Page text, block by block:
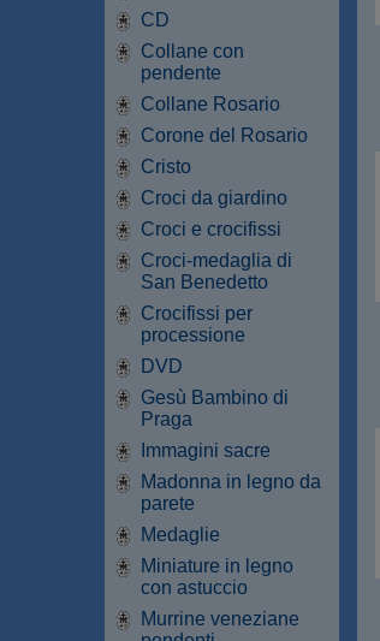
CD
Collane con
pendente
Collane Rosario
Corone del Rosario
Cristo
Croci da giardino
Croci e crocifissi
Croci-medaglia di
San Benedetto
Crocifissi per
processione
DVD
Gesù Bambino di
Praga
Immagini sacre
Madonna in legno da
parete
Medaglie
Miniature in legno
con astuccio
Murrine veneziane